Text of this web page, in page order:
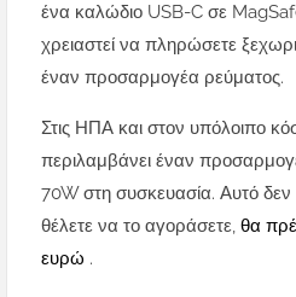
ένα καλώδιο USB-C σε
χρειαστεί να πληρώσετε
έναν προσαρμογέα ρεύματος.
Στις ΗΠΑ και στον υπόλοιπο
περιλαμβάνει έναν
70W στη συσκευασία. Αυτό
θέλετε να το αγοράσετε, θα
ευρώ .